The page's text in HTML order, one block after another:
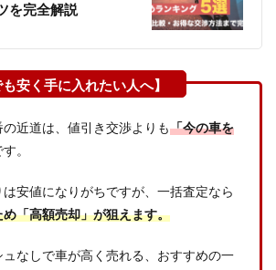
を完全解説
近道は、値引き交渉よりも「今の車を
。
安値になりがちですが、一括査定なら
「高額売却」が狙えます。
なしで車が高く売れる、おすすめの一